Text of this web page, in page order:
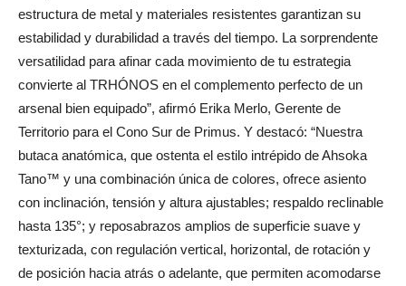
estructura de metal y materiales resistentes garantizan su
estabilidad y durabilidad a través del tiempo. La sorprendente
versatilidad para afinar cada movimiento de tu estrategia
convierte al TRHÓNOS en el complemento perfecto de un
arsenal bien equipado”, afirmó Erika Merlo, Gerente de
Territorio para el Cono Sur de Primus. Y destacó: “Nuestra
butaca anatómica, que ostenta el estilo intrépido de Ahsoka
Tano™ y una combinación única de colores, ofrece asiento
con inclinación, tensión y altura ajustables; respaldo reclinable
hasta 135°; y reposabrazos amplios de superficie suave y
texturizada, con regulación vertical, horizontal, de rotación y
de posición hacia atrás o adelante, que permiten acomodarse